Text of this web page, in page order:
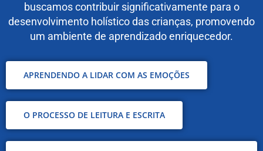
buscamos contribuir significativamente para o
desenvolvimento holístico das crianças, promovendo
um ambiente de aprendizado enriquecedor.
APRENDENDO A LIDAR COM AS EMOÇÕES
O PROCESSO DE LEITURA E ESCRITA